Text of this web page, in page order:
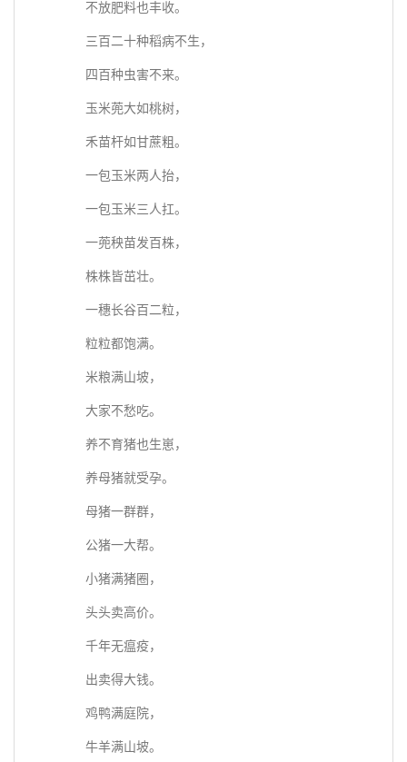
不放肥料也丰收。
三百二十种稻病不生，
四百种虫害不来。
玉米蔸大如桃树，
禾苗杆如甘蔗粗。
一包玉米两人抬，
一包玉米三人扛。
一蔸秧苗发百株，
株株皆茁壮。
一穗长谷百二粒，
粒粒都饱满。
米粮满山坡，
大家不愁吃。
养不育猪也生崽，
养母猪就受孕。
母猪一群群，
公猪一大帮。
小猪满猪圈，
头头卖高价。
千年无瘟疫，
出卖得大钱。
鸡鸭满庭院，
牛羊满山坡。